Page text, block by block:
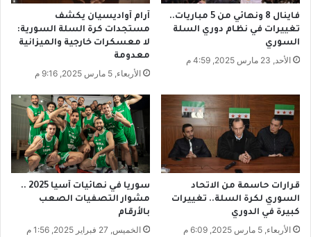
ر
ي
ا
ي
ص
ت
ك
أ
س
آ
س
ر
ا
إ
ب
ل
س
ا
ب
فاينال 8 ونهائي من 5 مباريات..
تغييرات في نظام دوري السلة
السوري
الأحد, 23 مارس 2025, 4:59 م
آرام آواديسيان يكشف
مستجدات كرة السلة السورية:
لا معسكرات خارجية والميزانية
معدومة
الأربعاء, 5 مارس 2025, 9:16 م
قرارات حاسمة من الاتحاد
السوري لكرة السلة.. تغييرات
كبيرة في الدوري
الأربعاء, 5 مارس 2025, 6:09 م
سوريا في نهائيات آسيا 2025 ..
مشوار التصفيات الصعب
بالأرقام
الخميس, 27 فبراير 2025, 1:56 م